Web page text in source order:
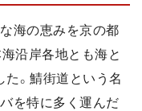
海の恵みを京の都
海沿岸各地とも海と
。鯖街道という名
を特に多く運んだ